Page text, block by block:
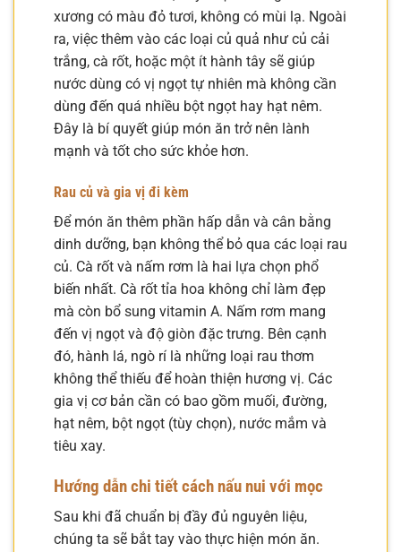
xương có màu đỏ tươi, không có mùi lạ. Ngoài
ra, việc thêm vào các loại củ quả như củ cải
trắng, cà rốt, hoặc một ít hành tây sẽ giúp
nước dùng có vị ngọt tự nhiên mà không cần
dùng đến quá nhiều bột ngọt hay hạt nêm.
Đây là bí quyết giúp món ăn trở nên lành
mạnh và tốt cho sức khỏe hơn.
Rau củ và gia vị đi kèm
Để món ăn thêm phần hấp dẫn và cân bằng
dinh dưỡng, bạn không thể bỏ qua các loại rau
củ. Cà rốt và nấm rơm là hai lựa chọn phổ
biến nhất. Cà rốt tỉa hoa không chỉ làm đẹp
mà còn bổ sung vitamin A. Nấm rơm mang
đến vị ngọt và độ giòn đặc trưng. Bên cạnh
đó, hành lá, ngò rí là những loại rau thơm
không thể thiếu để hoàn thiện hương vị. Các
gia vị cơ bản cần có bao gồm muối, đường,
hạt nêm, bột ngọt (tùy chọn), nước mắm và
tiêu xay.
Hướng dẫn chi tiết cách nấu nui với mọc
Sau khi đã chuẩn bị đầy đủ nguyên liệu,
chúng ta sẽ bắt tay vào thực hiện món ăn.